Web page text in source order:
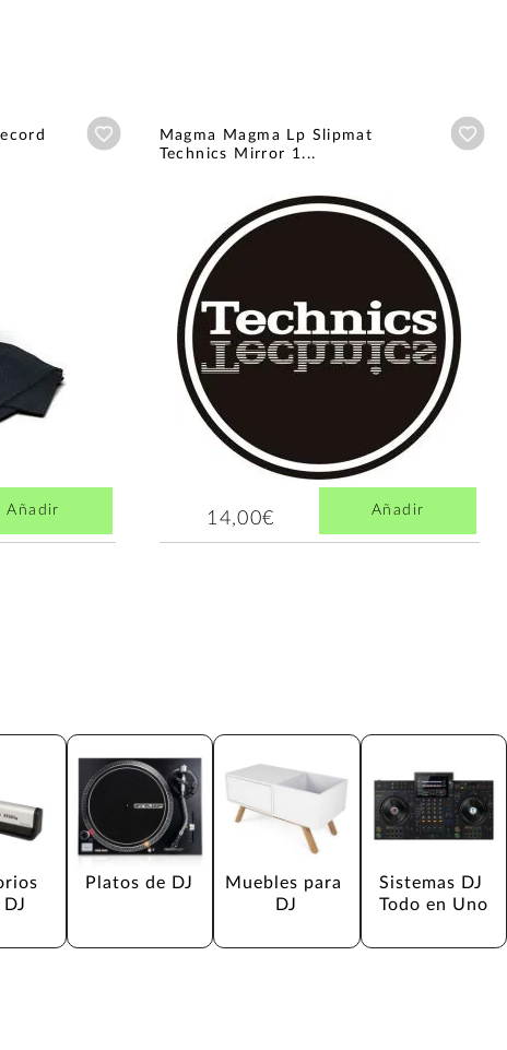
Añadir a wishlist
Añadir
Magma Magma Lp Slipmat
Technics Mirror 1...
14,00€ Añadir
Platos de DJ
Muebles para
DJ
Sistemas DJ
Todo en Uno